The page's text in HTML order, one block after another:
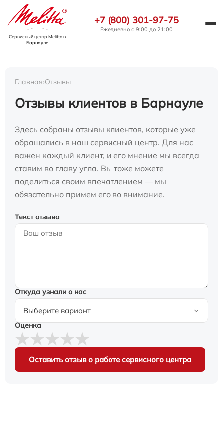
Сервисный центр Melittaв
Барнауле
+7 (800) 301-97-75
Ежедневно с 9:00 до 21:00
Главная›Отзывы
Отзывы клиентов в Барнауле
Здесь собраны отзывы клиентов, которые уже
обращались в наш сервисный центр. Для нас
важен каждый клиент, и его мнение мы всегда
ставим во главу угла. Вы тоже можете
поделиться своим впечатлением — мы
обязательно примем его во внимание.
Текст отзыва
Откуда узнали о нас
Оценка
Оставить отзыв о работе сервисного центра